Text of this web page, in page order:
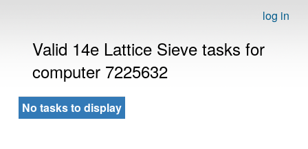
log in
Valid 14e Lattice Sieve tasks for
computer 7225632
No tasks to display